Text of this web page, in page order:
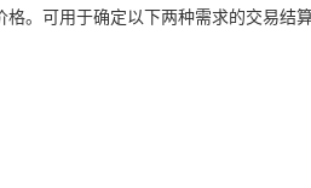
。可用于确定以下两种需求的交易结